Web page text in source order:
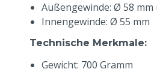
Außengewinde: Ø 58 mm
Innengewinde: Ø 55 mm
Technische Merkmale:
Gewicht: 700 Gramm